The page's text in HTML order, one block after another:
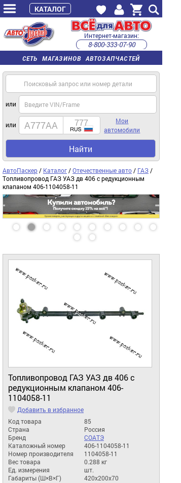
СЕТЬ МАГАЗИНОВ АВТОЗАПЧАСТЕЙ
Интернет-магазин:
8-800-333-07-90
часы работы с 9:00 до 22:00 (пн-пт)
или
или
Мои
автомобили
Найти
АвтоПаскер / Каталог /Отечественные авто / ГАЗ /
Топливопровод ГАЗ УАЗ дв 406 с редукционным
клапаном 406-1104058-11
Топливопровод ГАЗ УАЗ дв 406 с
редукционным клапаном 406-
1104058-11
Добавить в избранное
Код товара
85
Страна
Россия
Бренд
СОАТЭ
Каталожный номер
406-1104058-11
Номер производителя
1104058-11
Вес товара
0.288 кг
Ед. измерения
шт.
Габариты (Ш×В×Г)
420x200x70
КАТАЛОГ